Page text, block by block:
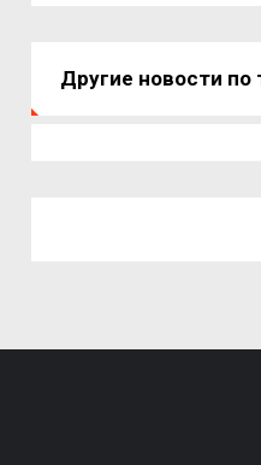
Другие новости по